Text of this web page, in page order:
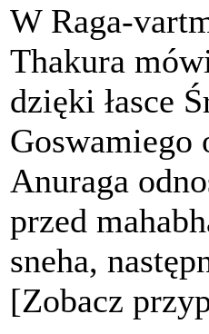
W Raga-
Thakura
dzięki łasce
Goswamiego
Anuraga
przed
sneha,
[Zobacz